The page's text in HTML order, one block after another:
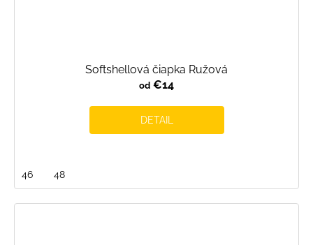
Softshellová čiapka Ružová
od €14
DETAIL
46 48